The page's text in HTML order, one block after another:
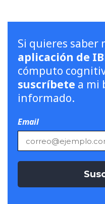
Si quieres saber
aplicación de
cómputo
suscríbete a mi
informado.
Email